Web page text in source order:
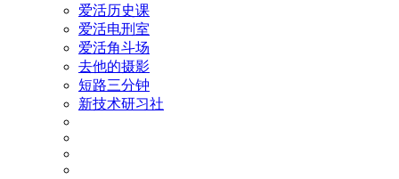
爱活历史课
爱活电刑室
爱活角斗场
去他的摄影
短路三分钟
新技术研习社